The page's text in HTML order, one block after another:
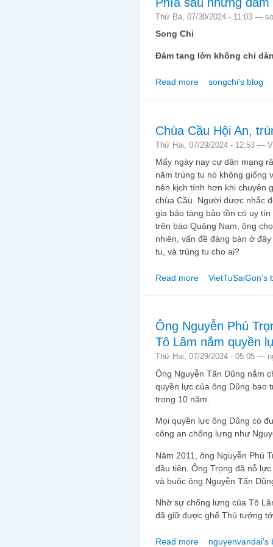
Thứ Ba, 07/30/2024 - 11:03 —
Song Chi
Đám tang lớn không chỉ
Read more about Phía sau
songchi's blog
Chùa Cầu Hội An,
Thứ Hai, 07/29/2024 - 12:53 —
Mấy ngày nay cư dân mạng
năm trùng tu nó không giống
nên kịch tính hơn khi chuyên
chùa Cầu. Người được nhắc
gia bảo tàng bảo tồn có uy
trên báo Quảng Nam, ông
nhiên, vấn đề đáng bàn ở
tu, và trùng tu cho ai?
Read more about Chùa Cầu Hội
VietTuSaiGon's
Ông Nguyễn Phú
Tô Lâm nắm quyền
Thứ Hai, 07/29/2024 - 05:05 —
Ông Nguyễn Tấn Dũng nắm
quyền lực của ông Dũng bao
trong 10 năm.
Mọi quyền lực ông Dũng có
công an chống lưng như
Năm 2011, ông Nguyễn Phú
đầu tiên. Ông Trọng đã nỗ
và buộc ông Nguyễn Tấn
Nhờ sự chống lưng của Tô
đã giữ được ghế Thủ tướng
Read more about Ông Nguyễn
nguyenvandai's